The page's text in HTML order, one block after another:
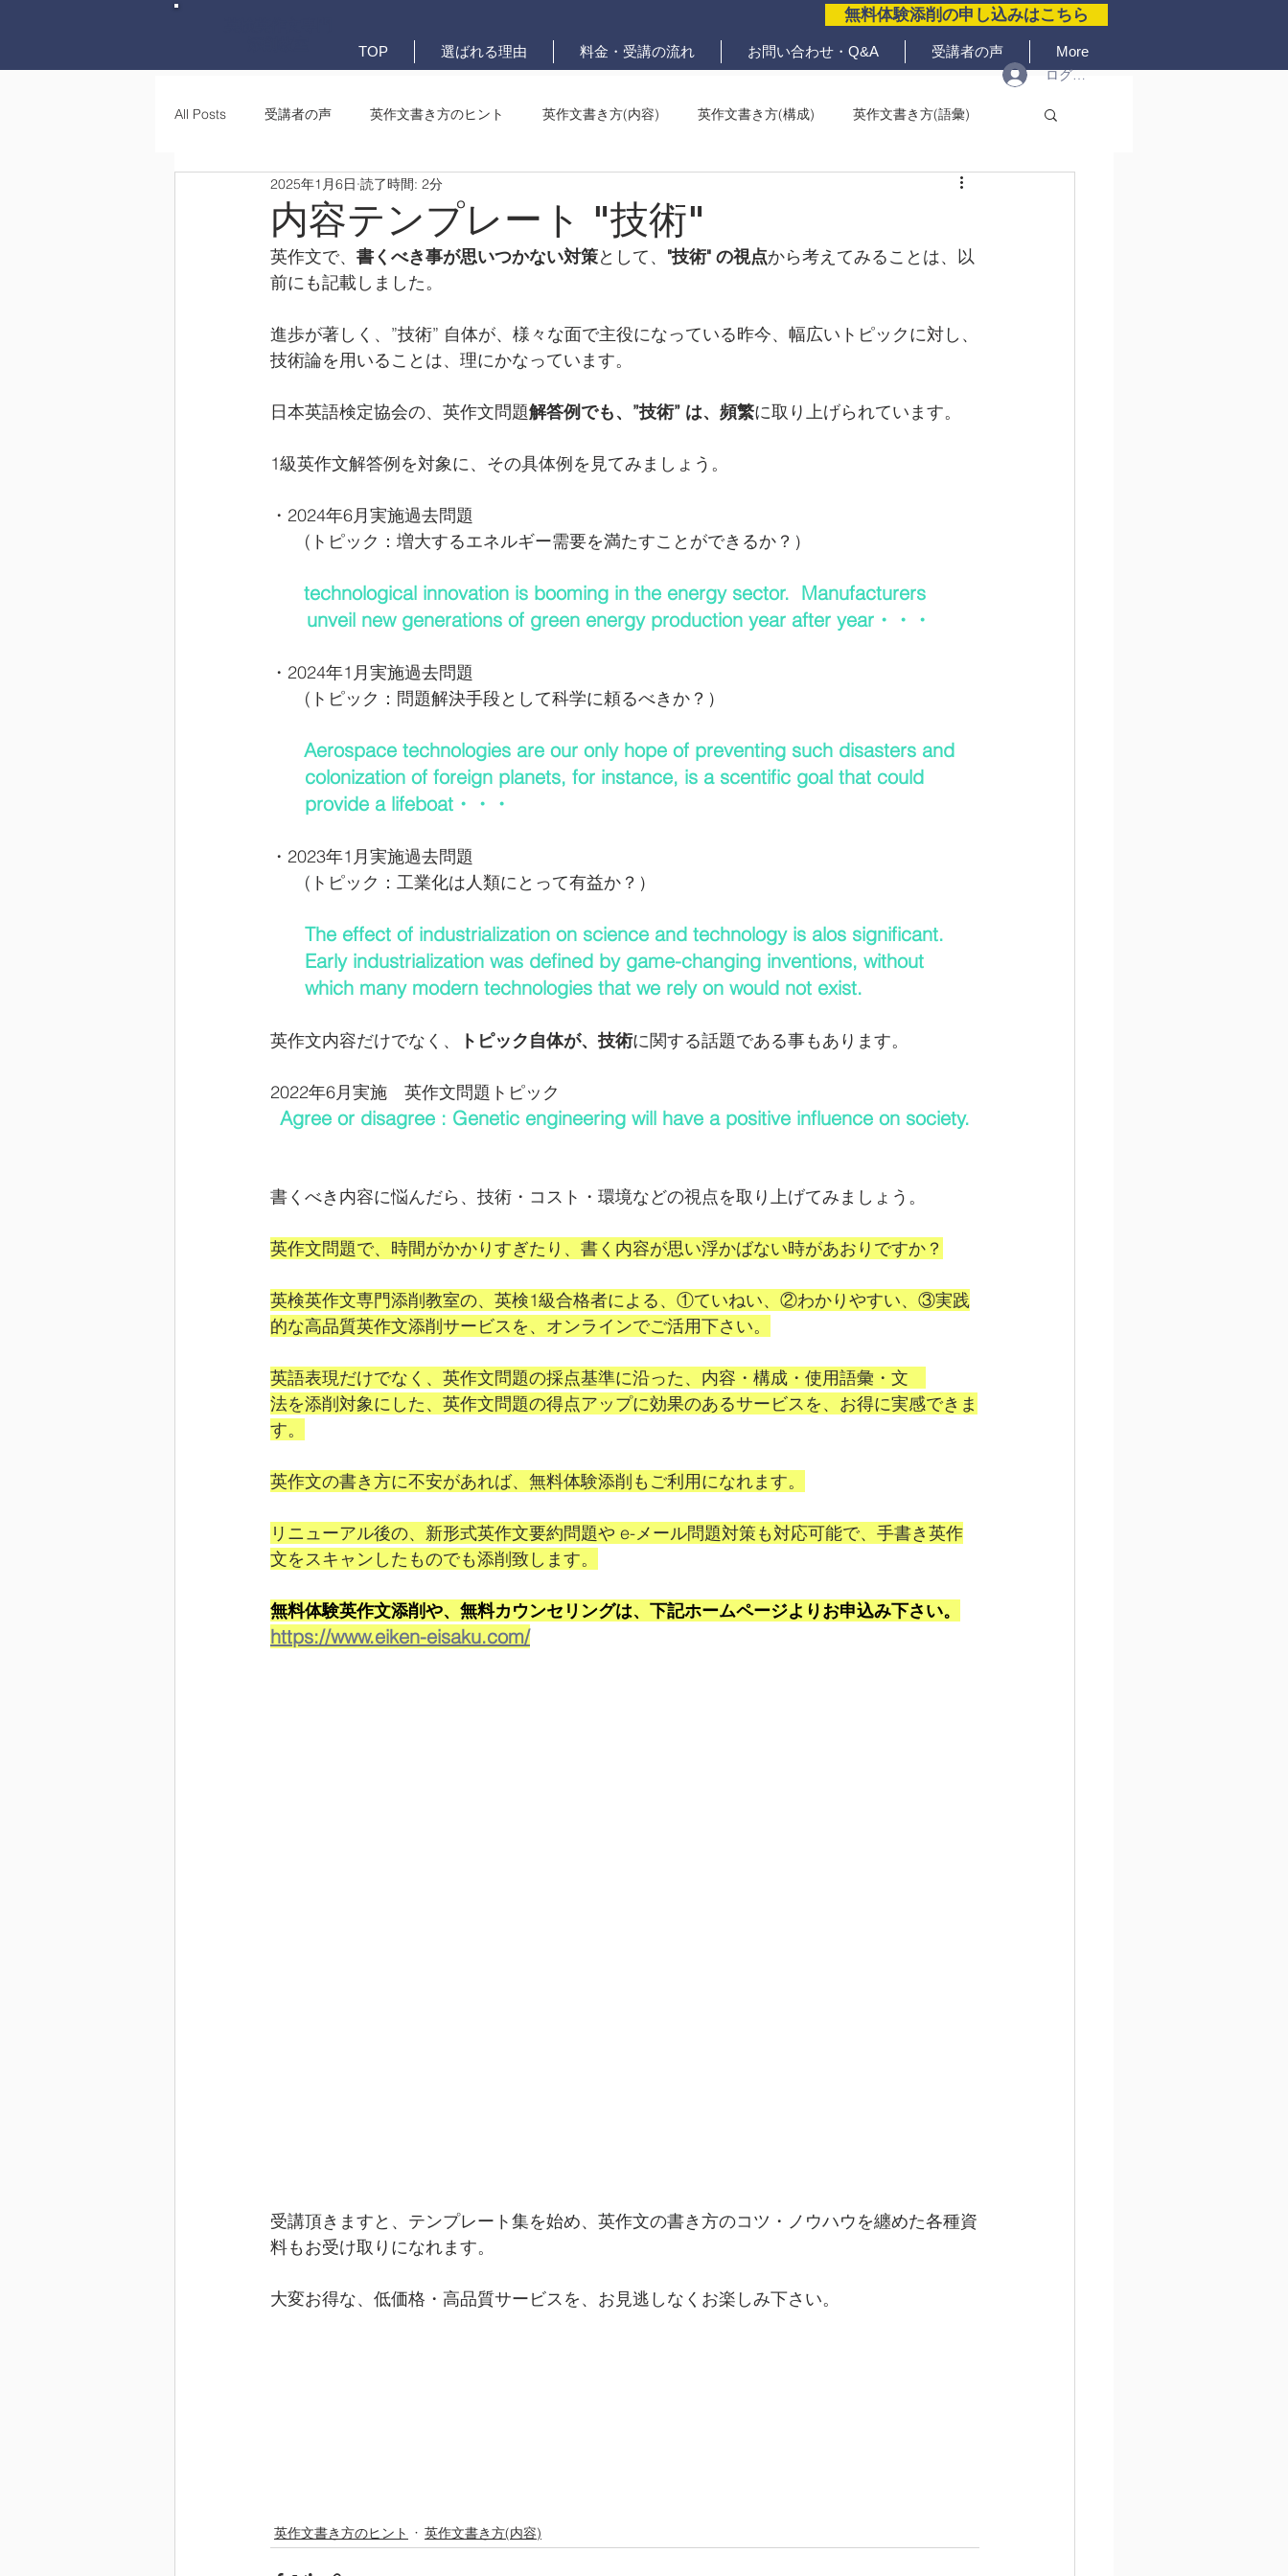
無料体験添削の申し込みはこちら
TOP 選ばれる理由 料金・受講の流れ お問い合わせ・Q&A 受講者の声 More
ログイン
All Posts 受講者の声 英作文書き方のヒント 英作文書き方(内容) 英作文書き方(構成) 英作文書き方(語彙)
英作文書き方(文法) 要約・e-メール問題
内容テンプレート "技術"
2025年1月6日 読了時間: 2分
英作文で、 書くべき事が思いつかない対策として、 "技術" の視点から考えてみることは、以
前にも記載しました。
進歩が著しく、”技術” 自体が、様々な面で主役になっている昨今、幅広いトピックに対し、
技術論を用いることは、理にかなっています。
日本英語検定協会の、英作文問題解答例でも、”技術” は、頻繁に取り上げられています。
1級英作文解答例を対象に、その具体例を見てみましょう。
・2024年6月実施過去問題
(トピック：増大するエネルギー需要を満たすことができるか？）
technological innovation is booming in the energy sector.  Manufacturers
unveil new generations of green energy production year after year・・・
・2024年1月実施過去問題
(トピック：問題解決手段として科学に頼るべきか？）
Aerospace technologies are our only hope of preventing such disasters and
      colonization of foreign planets, for instance, is a scentific goal that could
      provide a lifeboat・・・
・2023年1月実施過去問題
(トピック：工業化は人類にとって有益か？）
The effect of industrialization on science and technology is alos significant.
      Early industrialization was defined by game-changing inventions, without
      which many modern technologies that we rely on would not exist.
英作文内容だけでなく、 トピック自体が、技術に関する話題である事もあります。
2022年6月実施　英作文問題トピック
Agree or disagree : Genetic engineering will have a positive influence on society.
書くべき内容に悩んだら、技術・コスト・環境などの視点を取り上げてみましょう。
英作文問題で、時間がかかりすぎたり、書く内容が思い浮かばない時があおりですか？
英検英作文専門添削教室の、英検1級合格者による、①ていねい、②わかりやすい、③実践
的な高品質英作文添削サービスを、オンラインでご活用下さい。
英語表現だけでなく、英作文問題の採点基準に沿った、内容・構成・使用語彙・文
法を添削対象にした、英作文問題の得点アップに効果のあるサービスを、お得に実感できま
す。
英作文の書き方に不安があれば、無料体験添削もご利用になれます。
リニューアル後の、新形式英作文要約問題や e-メール問題対策も対応可能で、手書き英作
文をスキャンしたものでも添削致します。
無料体験英作文添削や、無料カウンセリングは、下記ホームページよりお申込み下さい。
https://www.eiken-eisaku.com/
受講頂きますと、テンプレート集を始め、英作文の書き方のコツ・ノウハウを纏めた各種資
料もお受け取りになれます。
大変お得な、低価格・高品質サービスを、お見逃しなくお楽しみ下さい。
英作文書き方のヒント 英作文書き方(内容)